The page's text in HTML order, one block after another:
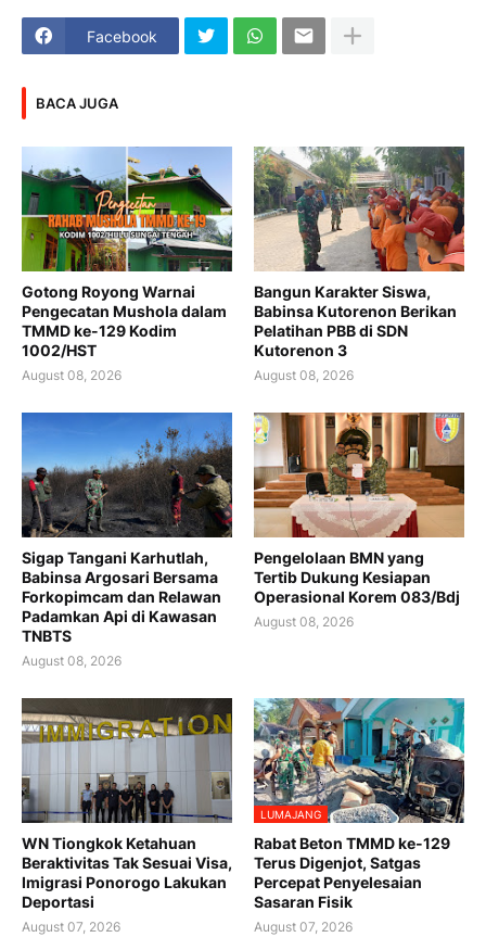
Facebook
BACA JUGA
Gotong Royong Warnai
Pengecatan Mushola dalam
TMMD ke-129 Kodim
1002/HST
August 08, 2026
Bangun Karakter Siswa,
Babinsa Kutorenon Berikan
Pelatihan PBB di SDN
Kutorenon 3
August 08, 2026
Sigap Tangani Karhutlah,
Babinsa Argosari Bersama
Forkopimcam dan Relawan
Padamkan Api di Kawasan
TNBTS
August 08, 2026
Pengelolaan BMN yang
Tertib Dukung Kesiapan
Operasional Korem 083/Bdj
August 08, 2026
WN Tiongkok Ketahuan
Beraktivitas Tak Sesuai Visa,
Imigrasi Ponorogo Lakukan
Deportasi
August 07, 2026
LUMAJANG
Rabat Beton TMMD ke-129
Terus Digenjot, Satgas
Percepat Penyelesaian
Sasaran Fisik
August 07, 2026